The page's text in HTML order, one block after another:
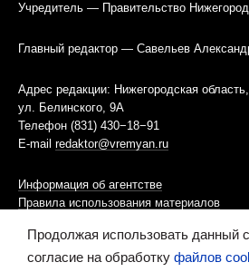
Учредитель — Правительство
Главный редактор — Савельев
Адрес редакции: Нижегородская
ул. Белинского, 9А
Телефон (831) 430−18−91
E-mail redaktor@vremyan.ru
Информация об агентстве
Правила использования материалов
Информационная политика
Продолжая использовать данный
согласие на обработку файлов